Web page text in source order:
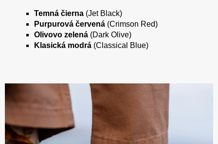
Temná čierna (Jet Black)
Purpurová červená (Crimson Red)
Olivovo zelená (Dark Olive)
Klasická modrá (Classical Blue)